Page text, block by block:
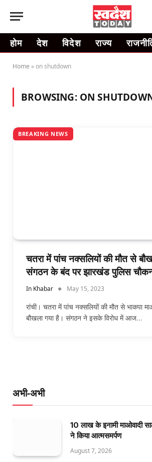
होम देश विदेश राज्य
Home »on shutdown
BROWSING: ON
BREAKING NEWS
चतरा में पांच नक्सलियों की मौत से
संगठन के बंद पर झारखंड पुलिस
In Khabar May 15, 2023
रांची। चतरा में पांच नक्सलियों की मौत से भाकपा
बौखला गया है। संगठन ने इसके विरोध में आज…
अभी-अभी
10 लाख के इनामी माओवादी
ने किया आत्मसमर्पण
August 7, 2026